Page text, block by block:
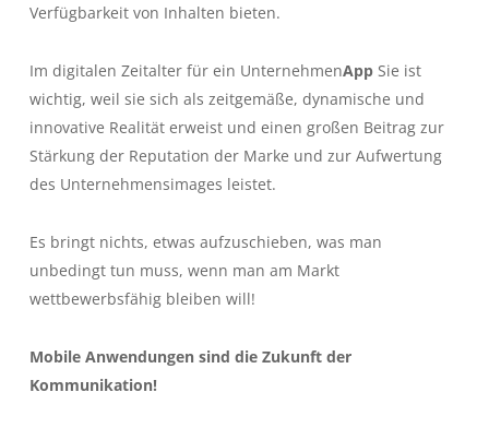
Verfügbarkeit von Inhalten bieten.
Im digitalen Zeitalter für ein UnternehmenAppSie ist
wichtig, weil sie sich als zeitgemäße, dynamische und
innovative Realität erweist und einen großen Beitrag zur
Stärkung der Reputation der Marke und zur Aufwertung
des Unternehmensimages leistet.
Es bringt nichts, etwas aufzuschieben, was man
unbedingt tun muss, wenn man am Markt
wettbewerbsfähig bleiben will!
Mobile Anwendungen sind die Zukunft der
Kommunikation!